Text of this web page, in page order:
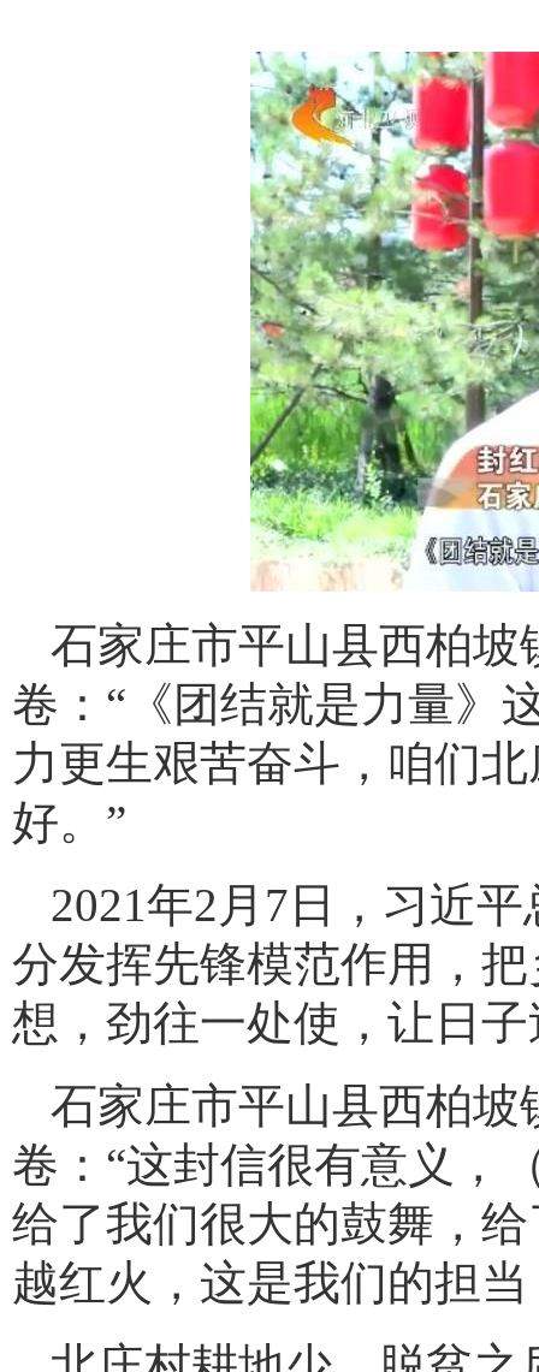
石家庄市平山县西柏
卷：“《团结就是力量》
力更生艰苦奋斗，咱们
好。”
2021年2月7日，习近
分发挥先锋模范作用，
想，劲往一处使，让日
石家庄市平山县西柏
卷：“这封信很有意义，
给了我们很大的鼓舞，
越红火，这是我们的担